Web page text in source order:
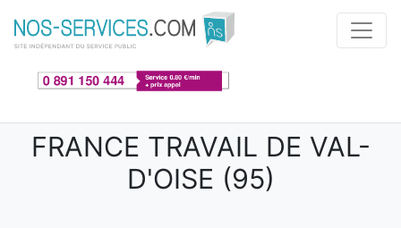
Aller au contenu principal
FRANCE TRAVAIL DE VAL-
D'OISE (95)